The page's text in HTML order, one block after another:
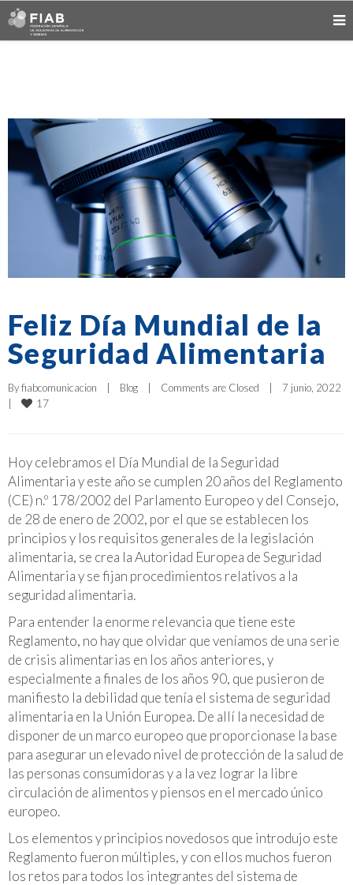
Feliz Día Mundial de la
Seguridad Alimentaria
By fiabcomunicacion Blog Comments are Closed
17
Hoy celebramos el Día Mundial de la Seguridad
Alimentaria y este año se cumplen 20 años del Reglamento
(CE) n.º 178/2002 del Parlamento Europeo y del Consejo,
de 28 de enero de 2002, por el que se establecen los
principios y los requisitos generales de la legislación
alimentaria, se crea la Autoridad Europea de Seguridad
Alimentaria y se fijan procedimientos relativos a la
seguridad alimentaria.
Para entender la enorme relevancia que tiene este
Reglamento, no hay que olvidar que veníamos de una serie
de crisis alimentarias en los años anteriores, y
especialmente a finales de los años 90, que pusieron de
manifiesto la debilidad que tenía el sistema de seguridad
alimentaria en la Unión Europea. De allí la necesidad de
disponer de un marco europeo que proporcionase la base
para asegurar un elevado nivel de protección de la salud de
las personas consumidoras y a la vez lograr la libre
circulación de alimentos y piensos en el mercado único
europeo.
Los elementos y principios novedosos que introdujo este
Reglamento fueron múltiples, y con ellos muchos fueron
los retos para todos los integrantes del sistema de